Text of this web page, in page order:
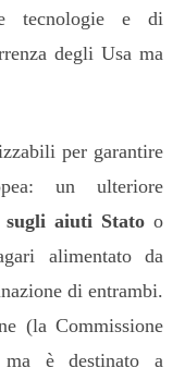
tecnologie e di
degli Usa ma
per garantire
un ulteriore
sugli aiuti Statoo
alimentato da
di entrambi.
(la Commissione
è destinato a